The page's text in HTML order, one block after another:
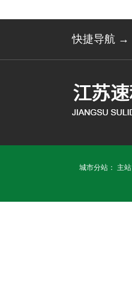
快捷导航 →
城市分站： 主站